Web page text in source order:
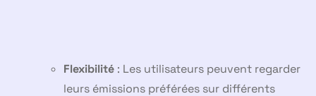
Flexibilité : Les utilisateurs peuvent regarder
leurs émissions préférées sur différents